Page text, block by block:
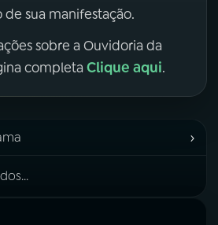
sua manifestação.
sobre a Ouvidoria da
completa Clique aqui.
›